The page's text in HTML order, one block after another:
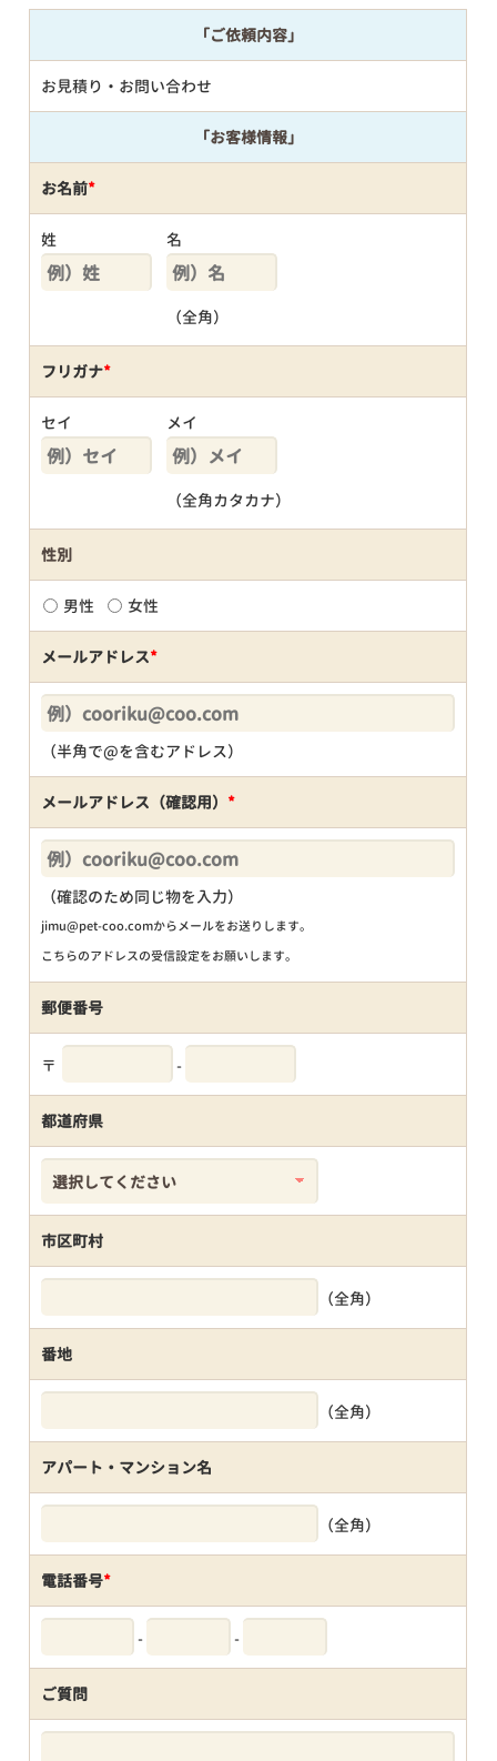
「ご依頼内容」
お見積り・お問い合わせ
「お客様情報」
お名前*
姓 名
（全角）
フリガナ*
セイ メイ
（全角カタカナ）
性別
男性 女性
メールアドレス*
（半角で@を含むアドレス）
メールアドレス（確認用） *
（確認のため同じ物を入力）
jimu@pet-coo.comからメールをお送りします。
こちらのアドレスの受信設定をお願いします。
郵便番号
〒 -
都道府県
市区町村
（全角）
番地
（全角）
アパート・マンション名
（全角）
電話番号*
- -
ご質問